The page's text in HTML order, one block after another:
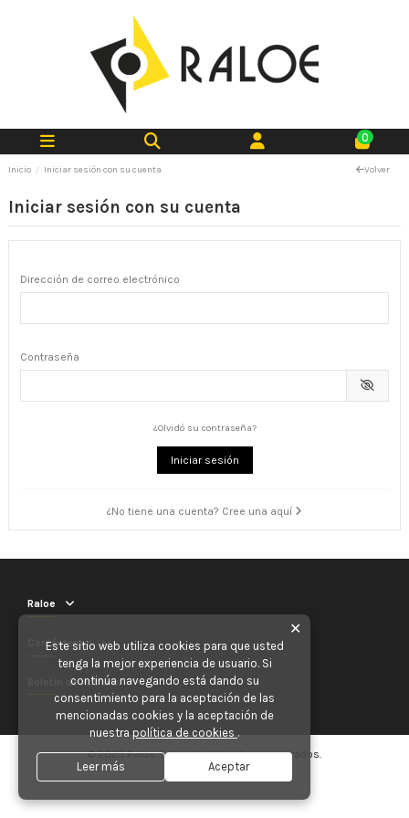
0
Inicio Iniciar sesión con su cuenta Volver
Iniciar sesión con su cuenta
Dirección de correo electrónico
Contraseña
¿Olvidó su contraseña?
Iniciar sesión
¿No tiene una cuenta? Cree una aquí
Raloe
Contáctenos
Boletín de noticias
© 2025 Raloe. Todos los derechos reservados.
✕
Este sitio web utiliza cookies para que usted
tenga la mejor experiencia de usuario. Si
continúa navegando está dando su
consentimiento para la aceptación de las
mencionadas cookies y la aceptación de
nuestra política de cookies .
Leer más Aceptar